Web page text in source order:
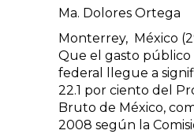
Ma. Dolores Ortega
Monterrey, México
Que el gasto público
federal llegue a
22.1 por ciento del
Bruto de México,
2008 según la